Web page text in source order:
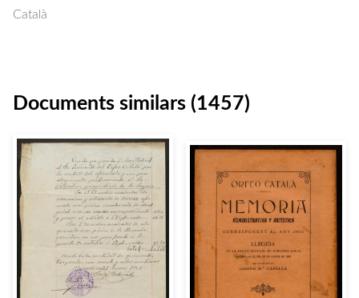
Català
Documents similars (1457)